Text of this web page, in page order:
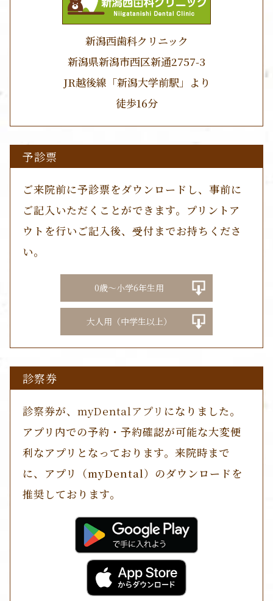
新潟西歯科クリニック
新潟県新潟市西区新通2757-3
JR越後線「新潟大学前駅」より
徒歩16分
予診票
ご来院前に予診票をダウンロードし、事前に
ご記入いただくことができます。プリントア
ウトを行いご記入後、受付までお持ちくださ
い。
0歳～小学6年生用
大人用（中学生以上）
診察券
診察券が、 myDentalアプリ になりました。
アプリ内での予約・予約確認が可能な大変便
利なアプリとなっております。来院時まで
に、アプリ（myDental）のダウンロードを
推奨しております。